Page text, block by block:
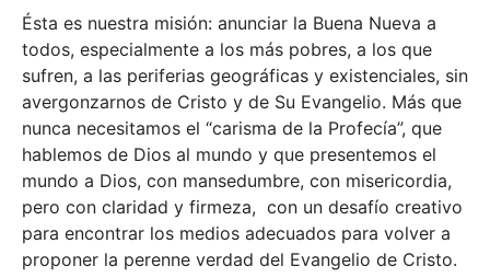
Ésta es nuestra misión: anunciar la Buena Nueva a
todos, especialmente a los más pobres, a los que
sufren, a las periferias geográficas y existenciales, sin
avergonzarnos de Cristo y de Su Evangelio. Más que
nunca necesitamos el “carisma de la Profecía”, que
hablemos de Dios al mundo y que presentemos el
mundo a Dios, con mansedumbre, con misericordia,
pero con claridad y firmeza, con un desafío creativo
para encontrar los medios adecuados para volver a
proponer la perenne verdad del Evangelio de Cristo.